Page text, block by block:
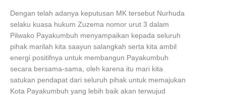
Dengan telah adanya keputusan MK tersebut Nurhuda
selaku kuasa hukum Zuzema nomor urut 3 dalam
Pilwako Payakumbuh menyampaikan kepada seluruh
pihak marilah kita saayun salangkah serta kita ambil
energi positifnya untuk membangun Payakumbuh
secara bersama-sama, oleh karena itu mari kita
satukan pendapat dari seluruh pihak untuk memajukan
Kota Payakumbuh yang lebih baik akan terwujud